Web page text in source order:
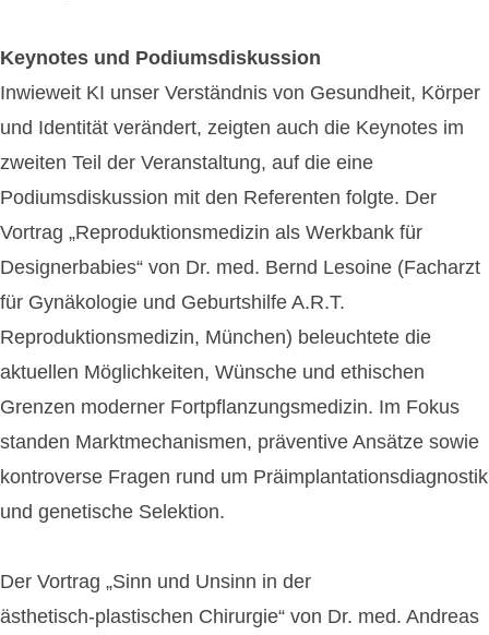
Keynotes und Podiumsdiskussion
Inwieweit KI unser Verständnis von Gesundheit, Körper
und Identität verändert, zeigten auch die Keynotes im
zweiten Teil der Veranstaltung, auf die eine
Podiumsdiskussion mit den Referenten folgte. Der
Vortrag „Reproduktionsmedizin als Werkbank für
Designerbabies“ von Dr. med. Bernd Lesoine (Facharzt
für Gynäkologie und Geburtshilfe A.R.T.
Reproduktionsmedizin, München) beleuchtete die
aktuellen Möglichkeiten, Wünsche und ethischen
Grenzen moderner Fortpflanzungsmedizin. Im Fokus
standen Marktmechanismen, präventive Ansätze sowie
kontroverse Fragen rund um Präimplantationsdiagnostik
und genetische Selektion.
Der Vortrag „Sinn und Unsinn in der
ästhetisch‑plastischen Chirurgie“ von Dr. med. Andreas